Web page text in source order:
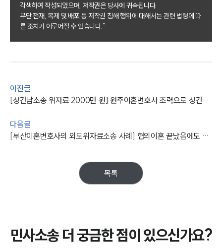
그룹소개
고객의 소리
통합검색
업무사례
주요 업무사례
사례분석/최신동향
법률정보
업무분야
각색하여 작성되었으며, 저작권은 당사에 귀속됩니다.
무단 전재, 복제 및 배포 등 저작권 침해 행위에 대해서는 관련 법령에 따
른 조치가 이루어질 수 있습니다."
이전글
[상간남소송 위자료 2000만 원] 원주이혼변호사 조력으로 상간남에 손해배상 확정
다음글
[부산이혼변호사의 외도위자료소송 사례] 협의이혼 끝났음에도 수천만원 위자료 청구에 성공하다
목록
민사소송 더 궁금한 점이 있으신가요?